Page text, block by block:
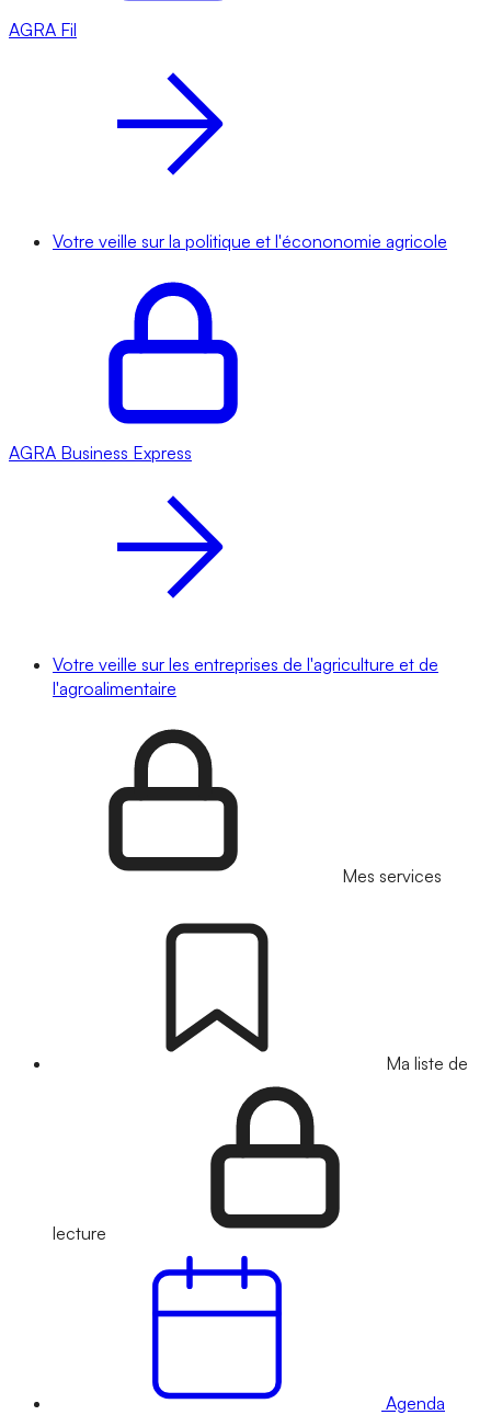
AGRA Fil
Votre veille sur la politique et l'écononomie agricole
AGRA Business Express
Votre veille sur les entreprises de l'agriculture et de
l'agroalimentaire
Mes services
Ma liste de
lecture
Agenda